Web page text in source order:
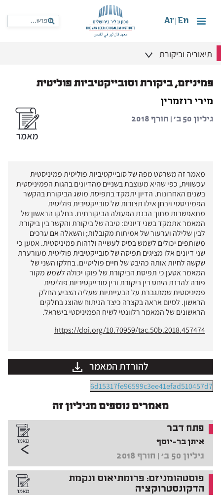
En
Ar
תיאוריה וביקורת
פמיניזם, ביקורת וסובייקטיביות פוליטית
מירי רוזמרין
גיליון 50 ב' | חורף 2018
מאמר זה משרטט מפה של סובייקטיביות פוליטית פמיניסטית
עכשווית, כפי שהיא מעוצבת בשניים מהדיונים בהגות הפמיניסטית
בשנים האחרונות. הדיון יתמקד בתפיסת מושג הביקורת בהקשר
הפמיניסטי ויבחן אילו תצורות של סובייקטיבית פוליטית
מתאפשרות מתוך הבנת הפעולה הביקורתית. בחלקו הראשון של
המאמר אתמקד בשני דיונים: טיבה של ביקורת והקשר בין ביקורת
לבין שלילה וערעור של אמיתות מקובלות; והשאלה אם ערכים
משותפים יכולים לשמש בסיס לעשייה ולזהות פמיניסטית. אטען כי
שני דיונים אלו מציגים תפיסה של סובייקטיבית פוליטית מעורערת
שקשה לחיות אותה כהיבט של חיים פוליטיים. בחלקו השני של
המאמר אטען כי תפיסת הביקורת של פוקו יכולה לשמש מקור
פורה להבנת היחס בין ביקורת ובין סובייקטיביות פוליטית
פמיניסטית שמתגברת על הבעייתיות שעליה הצביע החלק
הראשון. לסיום אראה בקצרה כיצד הניתוח שהוצג בחלקים
הראשונים של המאמר רלוונטי לשיח הפמיניסטי בישראל.
https://doi.org/10.70959/tac.50b.2018.457474
להורדת המאמר
6d15317fe96599c3ee41efad510457d7
מאמרים נוספים מגיליון זה
פתח דבר
איתן בר-יוסף
גיליון 50 ב' | חורף 2018
פוסטהומניזם: פרומתיאוס ונקמת
הדקונסטרוקציה